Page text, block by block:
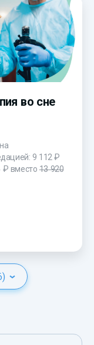
во сне
9 112 ₽
₽ вместо 13 920